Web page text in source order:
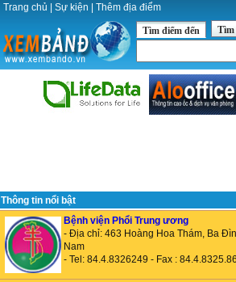
Trang chủ Sự kiện Thêm địa điểm
Tìm điểm đến Tìm
Thông tin nổi bật
Bệnh viện Phổi Trung ương
- Địa chỉ: 463 Hoàng Hoa Thám, Ba
Nam
- Tel: 84.4.8326249 - Fax :